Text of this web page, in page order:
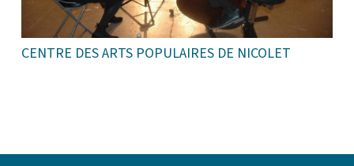
CENTRE DES ARTS POPULAIRES DE NICOLET